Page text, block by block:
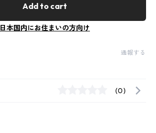
Add to cart
日本国内にお住まいの方向け
通報する
(0)